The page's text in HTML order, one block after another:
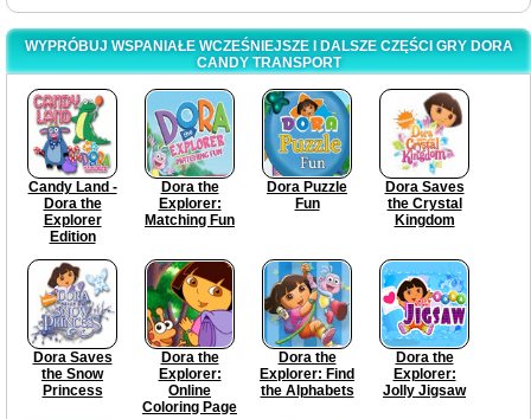
WYPRÓBUJ WSPANIAŁE WCZEŚNIEJSZE I DALSZE CZĘŚCI GRY DORA
CANDY TRANSPORT
Candy Land -
Dora the
Explorer
Edition
Dora the
Explorer:
Matching Fun
Dora Puzzle
Fun
Dora Saves
the Crystal
Kingdom
Dora Saves
the Snow
Princess
Dora the
Explorer:
Online
Coloring Page
Dora the
Explorer: Find
the Alphabets
Dora the
Explorer:
Jolly Jigsaw